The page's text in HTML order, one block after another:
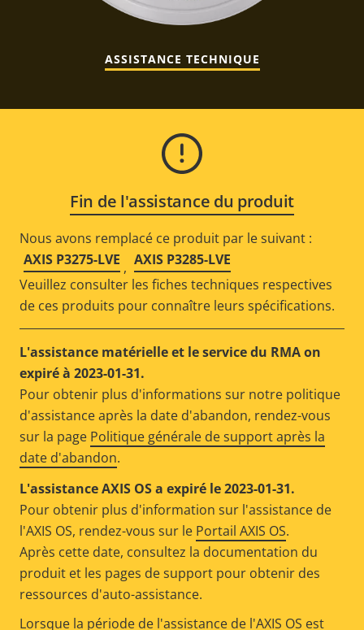
ASSISTANCE TECHNIQUE
Fin de l'assistance du produit
Nous avons remplacé ce produit par le suivant :
AXIS P3275-LVE , AXIS P3285-LVE
Veuillez consulter les fiches techniques respectives
de ces produits pour connaître leurs spécifications.
L'assistance matérielle et le service du RMA on
expiré à 2023-01-31.
Pour obtenir plus d'informations sur notre politique
d'assistance après la date d'abandon, rendez-vous
sur la page Politique générale de support après la
date d'abandon.
L'assistance AXIS OS a expiré le 2023-01-31.
Pour obtenir plus d'information sur l'assistance de
l'AXIS OS, rendez-vous sur le Portail AXIS OS.
Après cette date, consultez la documentation du
produit et les pages de support pour obtenir des
ressources d'auto-assistance.
Lorsque la période de l'assistance de l'AXIS OS est